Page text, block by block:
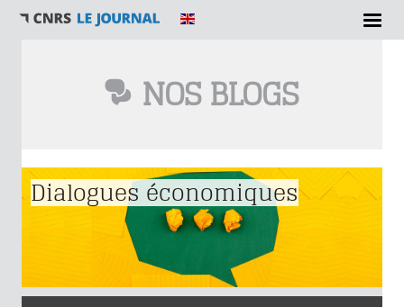
NOS BLOGS
Vous êtes ici
Dialogues économiques